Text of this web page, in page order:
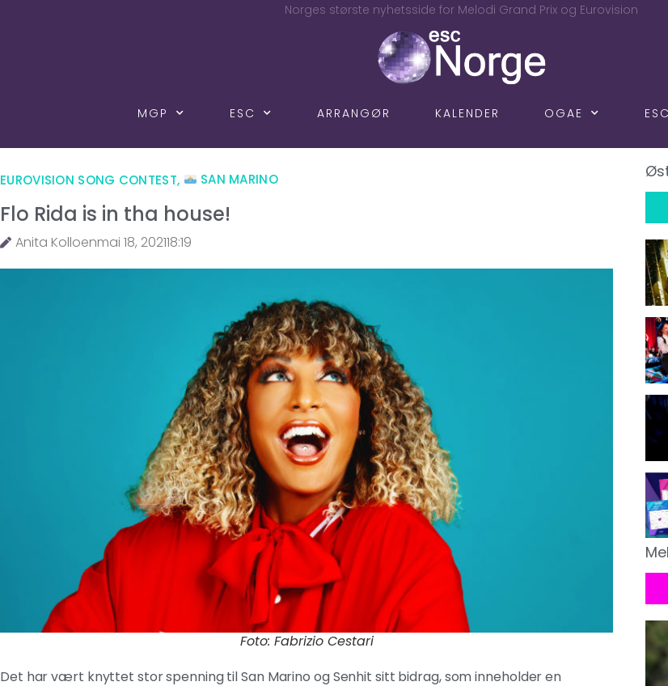
Norges største nyhetsside for Melodi Grand Prix og Eurovision
MGP ESC ARRANGØR KALENDER OGAE
EUROVISION SONG CONTEST, SAN MARINO
Flo Rida is in tha house!
Anita Kolloenmai 18, 202118:19
Foto: Fabrizio Cestari
Det har vært knyttet stor spenning til San Marino og Senhit sitt bidrag, som inneholder en